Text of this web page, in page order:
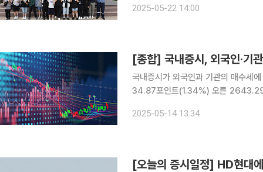
개한다. 장인화 포스코그룹 회장
2025-05-22 14:00
[종합] 국내증시, 외국인·기
국내증시가 외국인과 기관의 매수세
34.87포인트(1.34%) 오른 2643.29
기(3.18%), 오락문화(2.34%), 기계
2025-05-14 13:34
[오늘의 증시일정] HD현대